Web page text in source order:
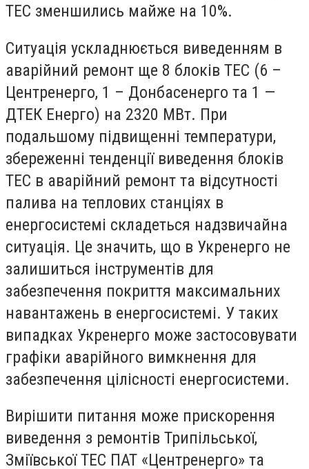
ТЕС зменшились майже на 10%.
Ситуація ускладнюється виведенням в
аварійний ремонт ще 8 блоків ТЕС (6 –
Центренерго, 1 – Донбасенерго та 1 —
ДТЕК Енерго) на 2320 МВт. При
подальшому підвищенні температури,
збереженні тенденції виведення блоків
ТЕС в аварійний ремонт та відсутності
палива на теплових станціях в
енергосистемі складеться надзвичайна
ситуація. Це значить, що в Укренерго не
залишиться інструментів для
забезпечення покриття максимальних
навантажень в енергосистемі. У таких
випадках Укренерго може застосовувати
графіки аварійного вимкнення для
забезпечення цілісності енергосистеми.
Вирішити питання може прискорення
виведення з ремонтів Трипільської,
Зміївської ТЕС ПАТ «Центренерго» та